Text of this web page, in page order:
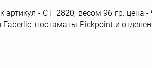
- СТ_2820, весом 96 гр. цена
постаматы Рickpoint и